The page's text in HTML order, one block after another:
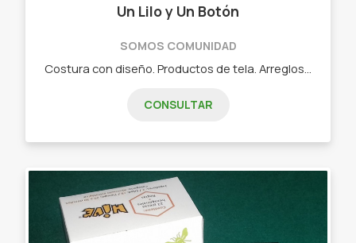
Un Lilo y Un Botón
SOMOS COMUNIDAD
CONSULTAR